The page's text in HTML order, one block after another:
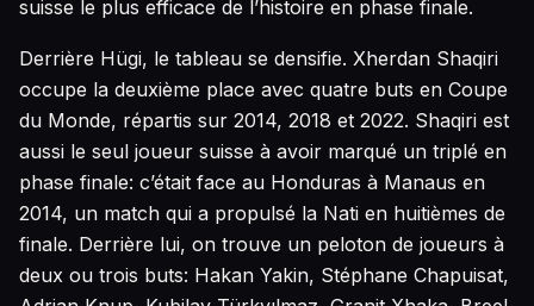
suisse le plus efficace de l’histoire en phase finale.
Derrière Hügi, le tableau se densifie. Xherdan Shaqiri
occupe la deuxième place avec quatre buts en Coupe
du Monde, répartis sur 2014, 2018 et 2022. Shaqiri est
aussi le seul joueur suisse à avoir marqué un triplé en
phase finale: c’était face au Honduras à Manaus en
2014, un match qui a propulsé la Nati en huitièmes de
finale. Derrière lui, on trouve un peloton de joueurs à
deux ou trois buts: Hakan Yakin, Stéphane Chapuisat,